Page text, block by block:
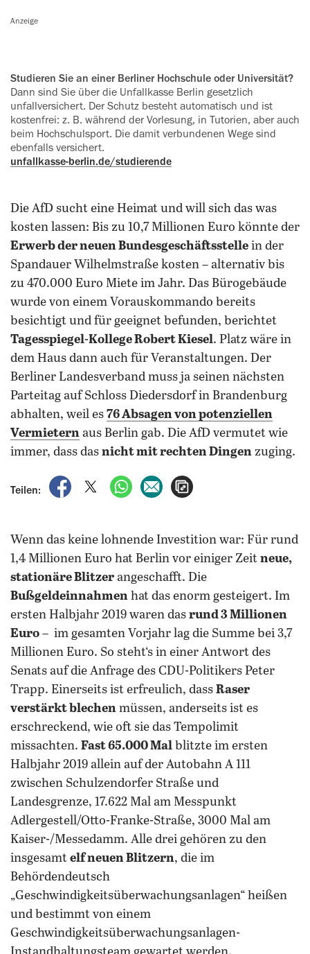
Anzeige
Studieren Sie an einer Berliner Hochschule oder Universität?
Dann sind Sie über die Unfallkasse Berlin gesetzlich
unfallversichert. Der Schutz besteht automatisch und ist
kostenfrei: z. B. während der Vor­lesung, in Tutorien, aber auch
beim Hochschul­sport. Die damit verbun­denen Wege sind
ebenfalls versichert.
unfallkasse-berlin.de/studierende
Die AfD sucht eine Heimat und will sich das was
kosten lassen: Bis zu 10,7 Millionen Euro könnte der
Erwerb der neuen Bundesgeschäftsstelle in der
Spandauer Wilhelmstraße kosten – alternativ bis
zu 470.000 Euro Miete im Jahr. Das Bürogebäude
wurde von einem Vorauskommando bereits
besichtigt und für geeignet befunden, berichtet
Tagesspiegel-Kollege Robert Kiesel. Platz wäre in
dem Haus dann auch für Veranstaltungen. Der
Berliner Landesverband muss ja seinen nächsten
Parteitag auf Schloss Diedersdorf in Brandenburg
abhalten, weil es 76 Absagen von potenziellen
Vermietern aus Berlin gab. Die AfD vermutet wie
immer, dass das nicht mit rechten Dingen zuging.
Teilen:
auf Facebook teilen
auf X teilenper WhatsApp teilen
per E-Mail teilen
Wenn das keine lohnende Investition war: Für rund
1,4 Millionen Euro hat Berlin vor einiger Zeit neue,
stationäre Blitzer angeschafft. Die
Bußgeldeinnahmen hat das enorm gesteigert. Im
ersten Halbjahr 2019 waren das rund 3 Millionen
Euro – im gesamten Vorjahr lag die Summe bei 3,7
Millionen Euro. So steht‘s in einer Antwort des
Senats auf die Anfrage des CDU-Politikers Peter
Trapp. Einerseits ist erfreulich, dass Raser
verstärkt blechen müssen, anderseits ist es
erschreckend, wie oft sie das Tempolimit
missachten. Fast 65.000 Mal blitzte im ersten
Halbjahr 2019 allein auf der Autobahn A 111
zwischen Schulzendorfer Straße und
Landesgrenze, 17.622 Mal am Messpunkt
Adlergestell/Otto-Franke-Straße, 3000 Mal am
Kaiser-/Messedamm. Alle drei gehören zu den
insgesamt elf neuen Blitzern, die im
Behördendeutsch
„Geschwindigkeitsüberwachungsanlagen“ heißen
und bestimmt von einem
Geschwindigkeitsüberwachungsanlagen-